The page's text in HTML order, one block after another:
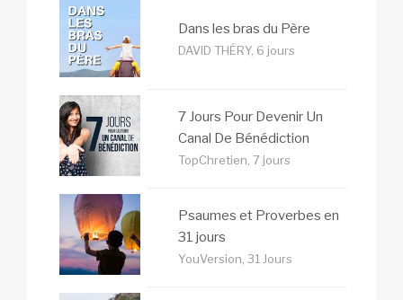
Dans les bras du Père
DAVID THÉRY, 6 jours
7 Jours Pour Devenir Un
Canal De Bénédiction
TopChretien, 7 jours
Psaumes et Proverbes en
31 jours
YouVersion, 31 Jours